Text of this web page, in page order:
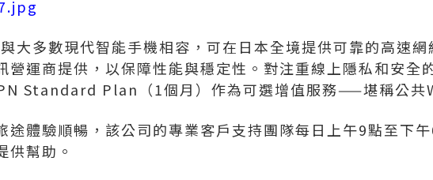
大多數現代智能手機相容，可在日本全境提供可靠的高速網
營運商提供，以保障性能與穩定性。對注重線上隱私和安全
Standard Plan（1個月）作為可選增值服務——堪稱公共
途體驗順暢，該公司的專業客戶支持團隊每日上午9點至下午
供幫助。